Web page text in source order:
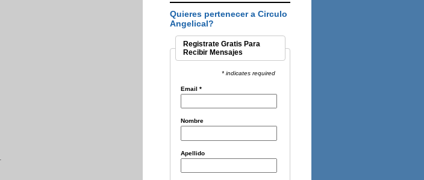
Quieres pertenecer a Circulo
Angelical?
Registrate Gratis Para
Recibir Mensajes
* indicates required
Email *
Nombre
Apellido